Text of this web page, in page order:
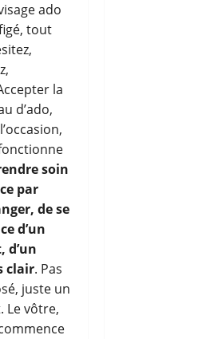
ado
tout
la
d’ado,
soin
par
de se
d’un
d’un
clair. Pas
juste un
Le vôtre,